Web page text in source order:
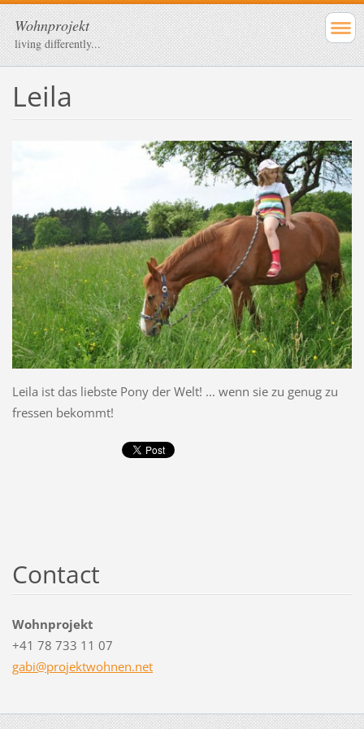
Wohnprojekt
living differently...
Leila
Leila ist das liebste Pony der Welt! ... wenn sie zu genug zu
fressen bekommt!
Contact
Wohnprojekt
+41 78 733 11 07
gabi@projektwohnen.net